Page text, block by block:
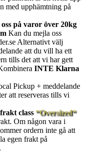
med upphämtning på
på varor över 20kg
Kan du mejla oss
Alternativt välj
att du vill ha ett
tills det att vi har gett
INTE Klarna
Pickup + meddelande
att reserveras tills vi
class “Oversized“
Om någon vara i
ordern inte gå att
egen frakt på